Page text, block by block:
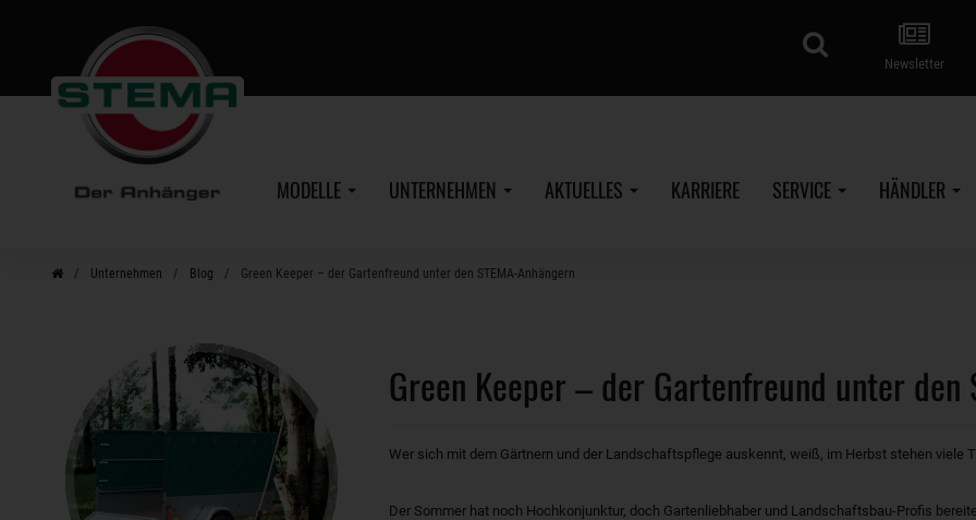
Newsletter
MODELLE UNTERNEHMEN AKTUELLES KARRIERE SERVICE HÄNDLER
Unternehmen Blog Green Keeper – der Gartenfreund unter den STEMA-Anhängern
Green Keeper – der Gartenfreund unter den
Wer sich mit dem Gärtnern und der Landschaftspflege auskennt, weiß, im Herbst stehen viele
Der Sommer hat noch Hochkonjunktur, doch Gartenliebhaber und Landschaftsbau-Profis